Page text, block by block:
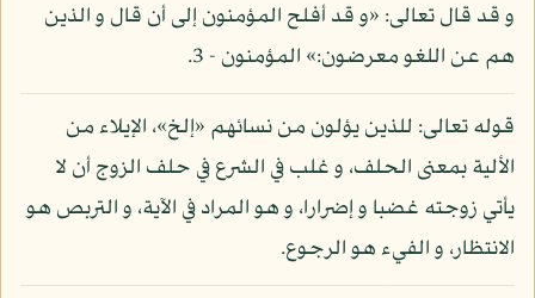
و قد قال تعالى: «و قد أفلح المؤمنون إلى أن قال و الذين
هم عن اللغو معرضون:» المؤمنون - 3.
قوله تعالى: للذين يؤلون من نسائهم «إلخ»، الإيلاء من
الألية بمعنى الحلف، و غلب في الشرع في حلف الزوج أن لا
يأتي زوجته غضبا و إضرارا، و هو المراد في الآية، و التربص هو
الانتظار، و الفيء هو الرجوع.